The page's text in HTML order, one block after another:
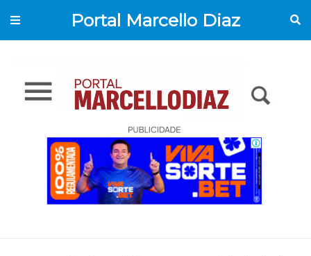
Portal Marcello Diaz